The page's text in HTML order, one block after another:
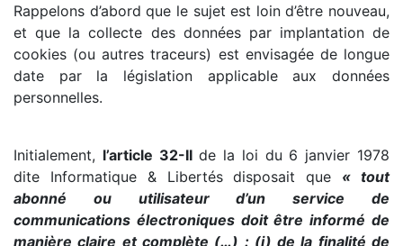
Rappelons d’abord que le sujet est loin d’être nouveau,
et que la collecte des données par implantation de
cookies (ou autres traceurs) est envisagée de longue
date par la législation applicable aux données
personnelles.
Initialement, l’article 32-IIde la loi du 6 janvier 1978
dite Informatique & Libertés disposait que « tout
abonné ou utilisateur d’un service de
communications électroniques doit être informé de
manière claire et complète (…) : (i) de la finalité de